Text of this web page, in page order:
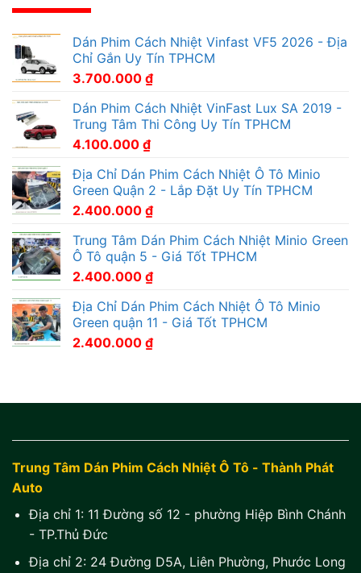
Dán Phim Cách Nhiệt Vinfast VF5 2026 - Địa
Chỉ Gắn Uy Tín TPHCM
3.700.000 ₫
Dán Phim Cách Nhiệt VinFast Lux SA 2019 -
Trung Tâm Thi Công Uy Tín TPHCM
4.100.000 ₫
Địa Chỉ Dán Phim Cách Nhiệt Ô Tô Minio
Green Quận 2 - Lắp Đặt Uy Tín TPHCM
2.400.000 ₫
Trung Tâm Dán Phim Cách Nhiệt Minio Green
Ô Tô quận 5 - Giá Tốt TPHCM
2.400.000 ₫
Địa Chỉ Dán Phim Cách Nhiệt Ô Tô Minio
Green quận 11 - Giá Tốt TPHCM
2.400.000 ₫
Trung Tâm Dán Phim Cách Nhiệt Ô Tô - Thành Phát
Auto
Địa chỉ 1: 11 Đường số 12 - phường Hiệp Bình Chánh
- TP.Thủ Đức
Địa chỉ 2: 24 Đường D5A, Liên Phường, Phước Long